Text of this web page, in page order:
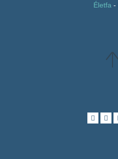
Életfa -